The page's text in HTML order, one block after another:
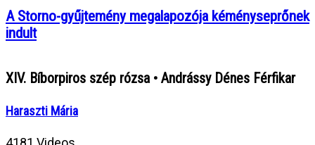
A Storno-gyűjtemény megalapozója kéményseprőnek
indult
XIV. Bíborpiros szép rózsa • Andrássy Dénes Férfikar
Haraszti Mária